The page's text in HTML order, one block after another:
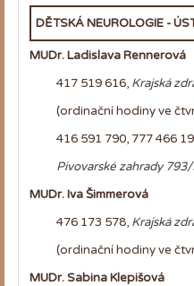
DĚTSKÁ NEUROLOGIE -
MUDr. Ladislava Rennerová
417 519 616, Krajská
(ordinační hodiny ve
416 591 790, 777 466
Pivovarské zahrady
MUDr. Iva Šimmerová
476 173 578, Krajská
(ordinační hodiny ve
MUDr. Sabina Klepišová